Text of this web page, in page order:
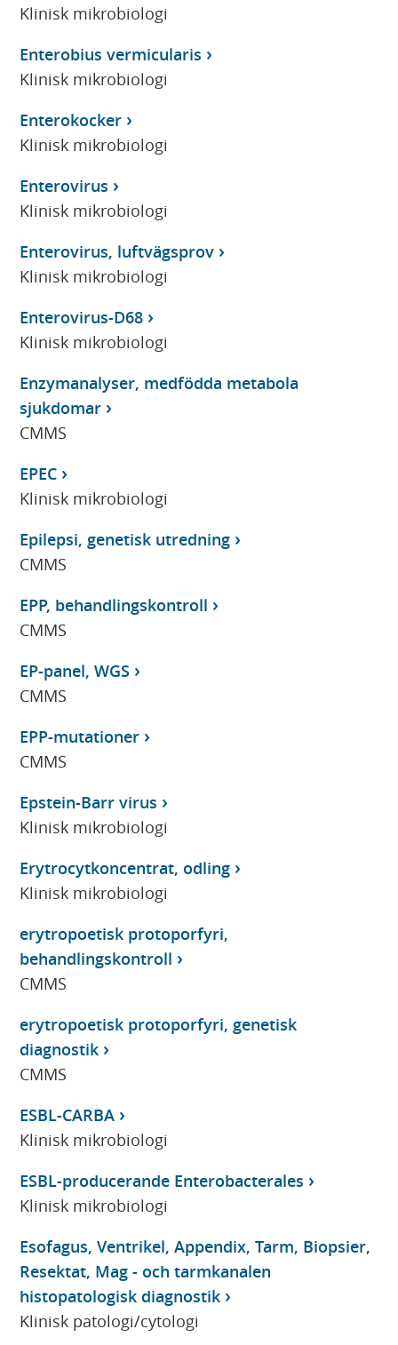
Klinisk mikrobiologi
Enterobius vermicularis
Klinisk mikrobiologi
Enterokocker
Klinisk mikrobiologi
Enterovirus
Klinisk mikrobiologi
Enterovirus, luftvägsprov
Klinisk mikrobiologi
Enterovirus-D68
Klinisk mikrobiologi
Enzymanalyser, medfödda metabola
sjukdomar
CMMS
EPEC
Klinisk mikrobiologi
Epilepsi, genetisk utredning
CMMS
EPP, behandlingskontroll
CMMS
EP-panel, WGS
CMMS
EPP-mutationer
CMMS
Epstein-Barr virus
Klinisk mikrobiologi
Erytrocytkoncentrat, odling
Klinisk mikrobiologi
erytropoetisk protoporfyri,
behandlingskontroll
CMMS
erytropoetisk protoporfyri, genetisk
diagnostik
CMMS
ESBL-CARBA
Klinisk mikrobiologi
ESBL-producerande Enterobacterales
Klinisk mikrobiologi
Esofagus, Ventrikel, Appendix, Tarm, Biopsier,
Resektat, Mag - och tarmkanalen
histopatologisk diagnostik
Klinisk patologi/cytologi